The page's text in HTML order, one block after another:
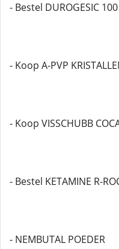
- Bestel DUROGESIC
- Koop A-PVP
- Koop VISSCHUBB
- Bestel KETAMINE R-
- NEMBUTAL POEDER